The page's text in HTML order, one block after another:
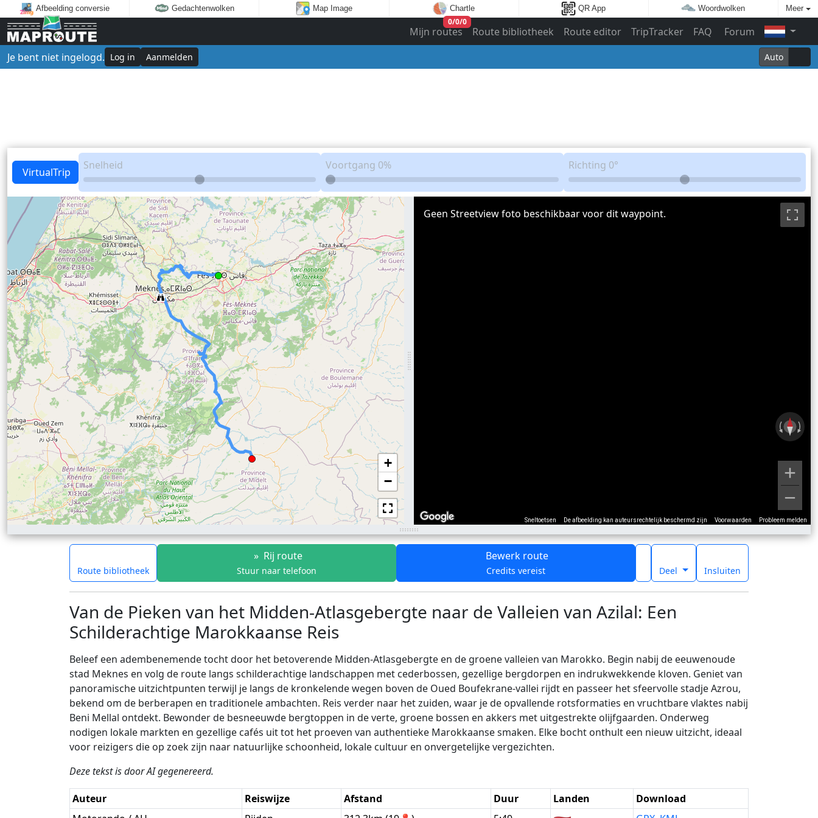
Afbeelding conversie Gedachtenwolken Map Image Chartle QR App Woordwolken Meer
Mijn routes
0/0/0
Route bibliotheek Route editor TripTracker FAQ
Forum
Je bent niet ingelogd. Log in Aanmelden Auto
VirtualTrip
Snelheid Voortgang 0% Richting 0°
+
−
Sneltoetsen De afbeelding kan auteursrechtelijk beschermd zijn Voorwaarden Probleem melden
Geen Streetview foto beschikbaar voor dit waypoint.
Route bibliotheek
» Rij route
Stuur naar telefoon
Bewerk route
Credits vereist Deel Insluiten
Van de Pieken van het Midden-Atlasgebergte naar de Valleien van Azilal: Een
Schilderachtige Marokkaanse Reis
Beleef een adembenemende tocht door het betoverende Midden-Atlasgebergte en de groene valleien van Marokko. Begin nabij de eeuwenoude
stad Meknes en volg de route langs schilderachtige landschappen met cederbossen, gezellige bergdorpen en indrukwekkende kloven. Geniet van
panoramische uitzichtpunten terwijl je langs de kronkelende wegen boven de Oued Boufekrane-vallei rijdt en passeer het sfeervolle stadje Azrou,
bekend om de berberapen en traditionele ambachten. Reis verder naar het zuiden, waar je de opvallende rotsformaties en vruchtbare vlaktes nabij
Beni Mellal ontdekt. Bewonder de besneeuwde bergtoppen in de verte, groene bossen en akkers met uitgestrekte olijfgaarden. Onderweg
nodigen lokale markten en gezellige cafés uit tot het proeven van authentieke Marokkaanse smaken. Elke bocht onthult een nieuw uitzicht, ideaal
voor reizigers die op zoek zijn naar natuurlijke schoonheid, lokale cultuur en onvergetelijke vergezichten.
Deze tekst is door AI gegenereerd.
Auteur Reiswijze Afstand Duur Landen
Download